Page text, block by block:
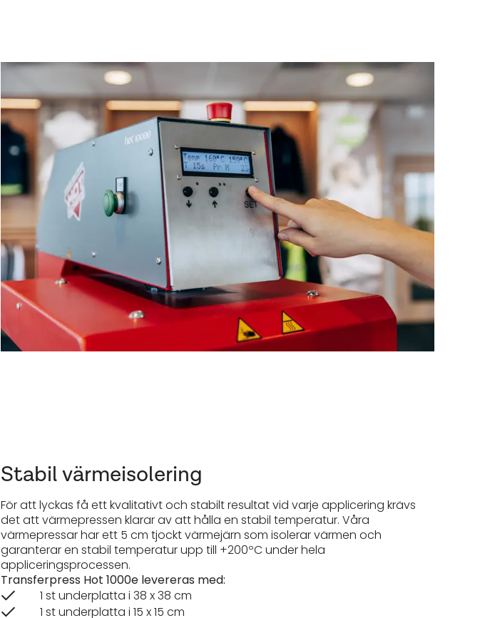
Stabil värmeisolering
För att lyckas få ett kvalitativt och stabilt resultat vid varje applicering krävs
det att värmepressen klarar av att hålla en stabil temperatur. Våra
värmepressarhar ett 5 cm tjockt värmejärn som isolerar värmen och
garanterar en stabil temperatur upp till +200ºC under hela
appliceringsprocessen.
Transferpress Hot 1000e levereras med:
1 st underplatta i 38 x 38 cm
1 st underplatta i 15 x 15 cm